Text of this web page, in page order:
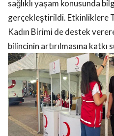
sağlıklı yaşam konusunda
gerçekleştirildi. Etkinliklere
Kadın Birimi de destek
bilincinin artırılmasına katkı